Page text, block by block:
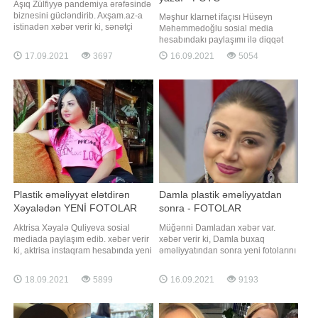
Aşıq Zülfiyyə pandemiya ərəfəsində
biznesini gücləndirib. Axşam.az-a
istinadən xəbər verir ki, sənətçi
restoran açmışdı. Bir neçə gün
əvvəl isə aşıq yenidən restoran
dostları da qatılıblar. Qeyd edək ki,
Zülfiyyə bundan əvvəl daha bir
restoranını
17.09.2021 3697
Məşhur klarnet ifaçısı Hüseyn
Məhəmmədoğlu sosial media
hesabındakı paylaşımı ilə diqqət
çəkib. xəbər verir ki, Hüseyn
"İnstagram" hesabında bir müddət
fotosunu paylaşıb. O, paylaşımına:.
'Sən bizə həm ana həm də ata
oldun. Allah səni cənnətlə
müjdələsin
16.09.2021 5054
Plastik əməliyyat elətdirən
Xəyalədən YENİ FOTOLAR
Aktrisa Xəyalə Quliyeva sosial
mediada paylaşım edib. xəbər verir
ki, aktrisa instaqram hesabında yeni
Onun paylaşımına çoxsaylı təriflər,
bəyəni gəlib. Qeyd edək ki, aktrisa
çəkidən xilas olub. O, eyni zamanda
18.09.2021 5899
Damla plastik əməliyyatdan
sonra - FOTOLAR
Müğənni Damladan xəbər var.
xəbər verir ki, Damla buxaq
əməliyyatından sonra yeni fotolarını
izləyiciləri onun yeni görünüşünü
bəyənərək xoş rəylər yazıblar.
16.09.2021 9193